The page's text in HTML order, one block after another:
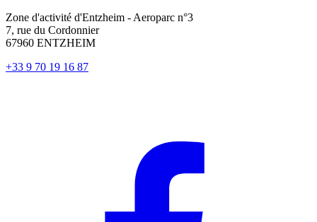
Zone d'activité d'Entzheim - Aeroparc n°3
7, rue du Cordonnier
67960 ENTZHEIM
+33 9 70 19 16 87